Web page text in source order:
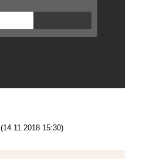
(14.11.2018 15:30)